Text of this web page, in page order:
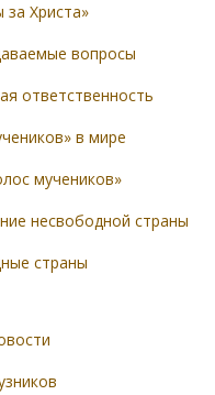
Христа»
вопросы
ответственность
в мире
мучеников»
несвободной страны
страны